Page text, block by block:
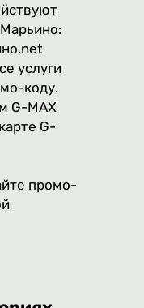
услуги
коду.
G-MAX
G-
промо-